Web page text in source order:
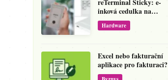
reTerminal Sticky: e-
inková cedulka na
ledničku, která přepíše
váš hlas na vzkaz
Hardware
Excel nebo fakturační
aplikace pro fakturaci?